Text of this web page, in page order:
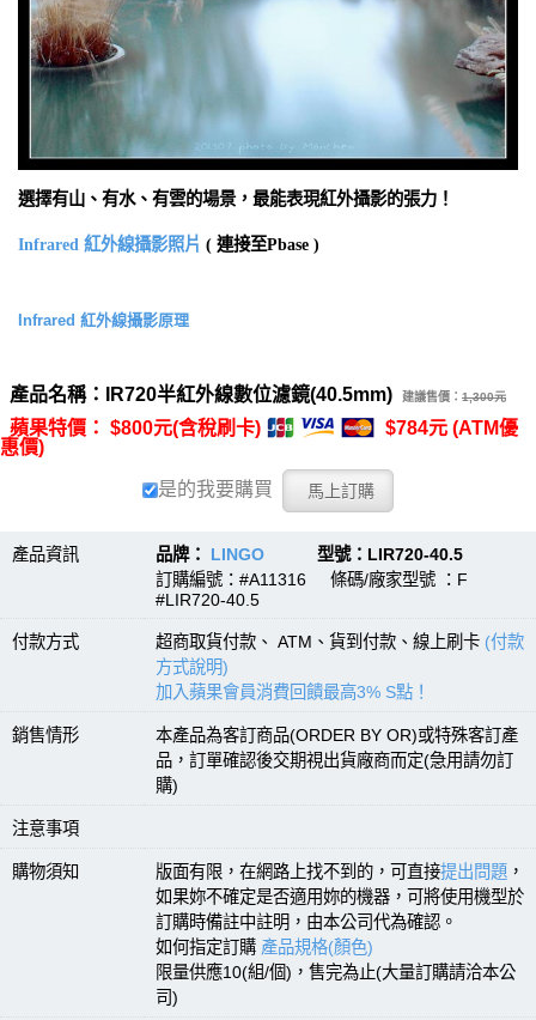
選擇有山、有水、有雲的場景，最能表現紅外攝影的張力！
Infrared 紅外線攝影照片 ( 連接至Pbase )
Infrared 紅外線攝影原理
產品名稱：IR720半紅外線數位濾鏡(40.5mm) 建議售價： 1,300元
蘋果特價： $800元(含稅刷卡)
$784元 (ATM優
惠價)
是的我要購買
產品資訊 品牌： LINGO 型號：LIR720-40.5
訂購編號：#A11316 條碼/廠家型號 ：F
#LIR720-40.5
付款方式 超商取貨付款、 ATM、貨到付款、線上刷卡 (付款
方式說明)
加入蘋果會員消費回饋最高3% S點！
銷售情形
本產品為客訂商品(ORDER BY OR)或特殊客訂產
品，訂單確認後交期視出貨廠商而定(急用請勿訂
購)
注意事項
購物須知 版面有限，在網路上找不到的，可直接提出問題 ，
如果妳不確定是否適用妳的機器，可將使用機型於
訂購時備註中註明，由本公司代為確認。
如何指定訂購 產品規格(顏色)
限量供應10(組/個)，售完為止(大量訂購請洽本公
司)